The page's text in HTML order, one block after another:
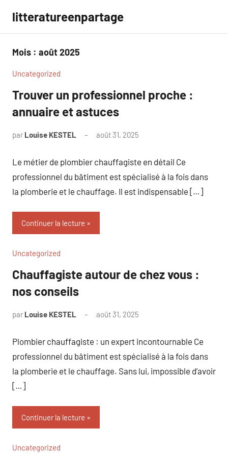
contenu
litteratureenpartage
Mois : août 2025
Uncategorized
Trouver un professionnel proche :
annuaire et astuces
par Louise KESTEL août 31, 2025
Le métier de plombier chauffagiste en détail Ce
professionnel du bâtiment est spécialisé à la fois dans
la plomberie et le chauffage. Il est indispensable […]
Continuer la lecture
Uncategorized
Chauffagiste autour de chez vous :
nos conseils
par Louise KESTEL août 31, 2025
Plombier chauffagiste : un expert incontournable Ce
professionnel du bâtiment est spécialisé à la fois dans
la plomberie et le chauffage. Sans lui, impossible d’avoir
[…]
Continuer la lecture
Uncategorized